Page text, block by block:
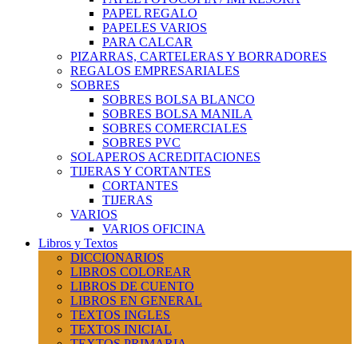
PAPEL REGALO
PAPELES VARIOS
PARA CALCAR
PIZARRAS, CARTELERAS Y BORRADORES
REGALOS EMPRESARIALES
SOBRES
SOBRES BOLSA BLANCO
SOBRES BOLSA MANILA
SOBRES COMERCIALES
SOBRES PVC
SOLAPEROS ACREDITACIONES
TIJERAS Y CORTANTES
CORTANTES
TIJERAS
VARIOS
VARIOS OFICINA
Libros y Textos
DICCIONARIOS
LIBROS COLOREAR
LIBROS DE CUENTO
LIBROS EN GENERAL
TEXTOS INGLES
TEXTOS INICIAL